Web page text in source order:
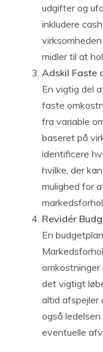
udgifter og
inkludere
midler til at
Adskil Faste
En vigtig del
faste
fra variable
baseret på
identificere
hvilke, der
mulighed for
Revidér
En
det vigtigt
altid afspejler
også
eventuelle